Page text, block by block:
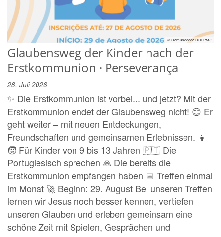
© Comunicacao CCLPMZ
Glaubensweg der Kinder nach der
Erstkommunion · Perseverança
28. Juli 2026
✨ Die Erstkommunion ist vorbei... und jetzt? Mit der
Erstkommunion endet der Glaubensweg nicht! 😊 Er
geht weiter – mit neuen Entdeckungen,
Freundschaften und gemeinsamen Erlebnissen. 👧
🧒 Für Kinder von 9 bis 13 Jahren 🇵🇹 Die
Portugiesisch sprechen 🙏 Die bereits die
Erstkommunion empfangen haben 📅 Treffen einmal
im Monat 🚀 Beginn: 29. August Bei unseren Treffen
lernen wir Jesus noch besser kennen, vertiefen
unseren Glauben und erleben gemeinsam eine
schöne Zeit mit Spielen, Gesprächen und